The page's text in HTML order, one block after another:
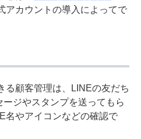
アカウントの導入によってで
る顧客管理は、LINEの友だち
ジやスタンプを送ってもら
名やアイコンなどの確認で